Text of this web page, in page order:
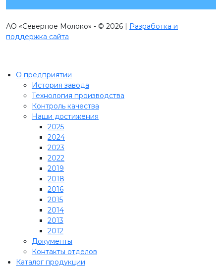
АО «Северное Молоко» - © 2026 | Разработка и
поддержка сайта
О предприятии
История завода
Технология производства
Контроль качества
Наши достижения
2025
2024
2023
2022
2019
2018
2016
2015
2014
2013
2012
Документы
Контакты отделов
Каталог продукции